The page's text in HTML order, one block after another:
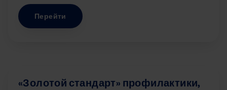
Перейти
«Золотой стандарт» профилактики,